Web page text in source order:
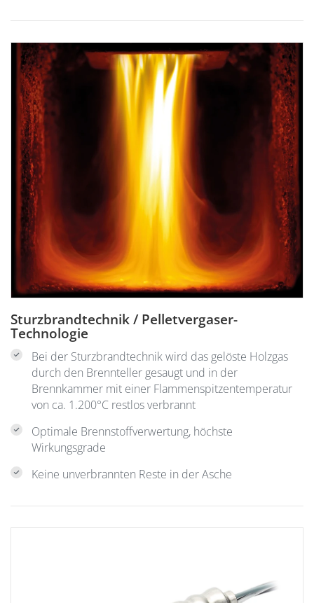
Sturzbrandtechnik / Pelletvergaser-
Technologie
Bei der Sturzbrandtechnik wird das gelöste Holzgas
durch den Brennteller gesaugt und in der
Brennkammer mit einer Flammenspitzentemperatur
von ca. 1.200°C restlos verbrannt
Optimale Brennstoffverwertung, höchste
Wirkungsgrade
Keine unverbrannten Reste in der Asche